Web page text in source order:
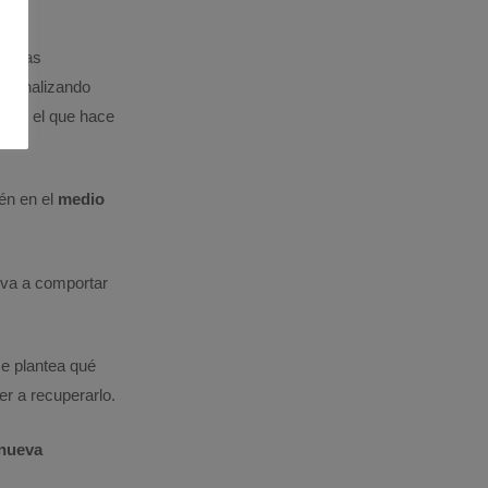
analizando
en el que hace
en el medio
a comportar
plantea qué
a recuperarlo.